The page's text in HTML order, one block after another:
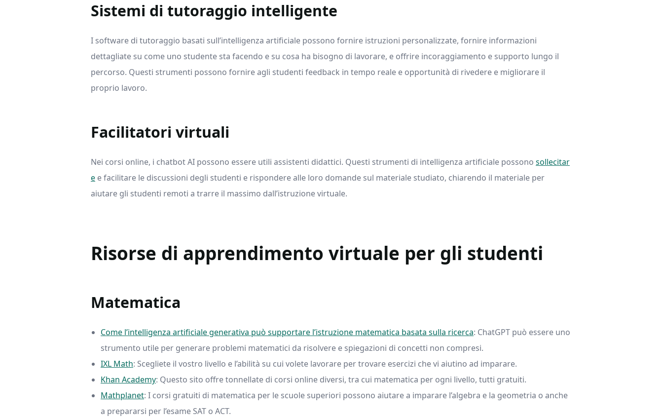
Sistemi di tutoraggio intelligente
I software di tutoraggio basati sull’intelligenza artificiale possono fornire istruzioni personalizzate, fornire informazioni
dettagliate su come uno studente sta facendo e su cosa ha bisogno di lavorare, e offrire incoraggiamento e supporto lungo il
percorso. Questi strumenti possono fornire agli studenti feedback in tempo reale e opportunità di rivedere e migliorare il
proprio lavoro.
Facilitatori virtuali
Nei corsi online, i chatbot AI possono essere utili assistenti didattici. Questi strumenti di intelligenza artificiale possono sollecitar
e e facilitare le discussioni degli studenti e rispondere alle loro domande sul materiale studiato, chiarendo il materiale per
aiutare gli studenti remoti a trarre il massimo dall’istruzione virtuale.
Risorse di apprendimento virtuale per gli studenti
Matematica
Come l’intelligenza artificiale generativa può supportare l’istruzione matematica basata sulla ricerca: ChatGPT può essere uno
strumento utile per generare problemi matematici da risolvere e spiegazioni di concetti non compresi.
IXL Math: Scegliete il vostro livello e l’abilità su cui volete lavorare per trovare esercizi che vi aiutino ad imparare.
Khan Academy: Questo sito offre tonnellate di corsi online diversi, tra cui matematica per ogni livello, tutti gratuiti.
Mathplanet: I corsi gratuiti di matematica per le scuole superiori possono aiutare a imparare l’algebra e la geometria o anche
a prepararsi per l’esame SAT o ACT.